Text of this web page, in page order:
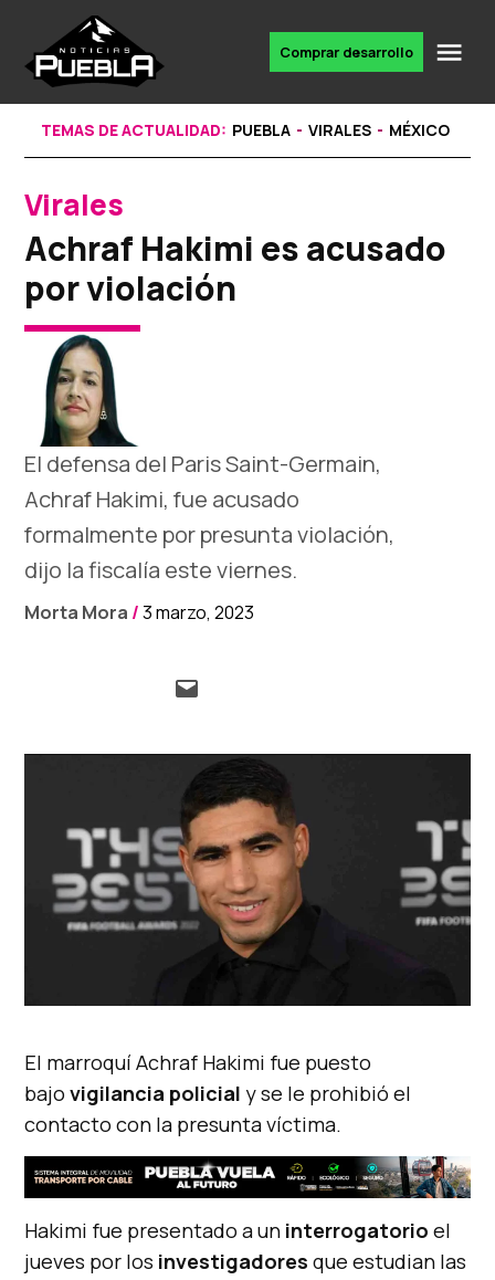
content
noticias
Comprar desarrollo
TEMAS DE ACTUALIDAD: PUEBLA VIRALES MÉXICO
POSTED
IN
Virales
Achraf Hakimi es acusado
por violación
El defensa del Paris Saint-Germain,
Achraf Hakimi, fue acusado
formalmente por presunta violación,
dijo la fiscalía este viernes.
Morta Mora / 3 marzo, 2023
El marroquí Achraf Hakimi fue puesto
bajovigilancia policial y se le prohibió el
contacto con la presunta víctima.
Hakimi fue presentado a un interrogatorio el
jueves por los investigadores que estudian las